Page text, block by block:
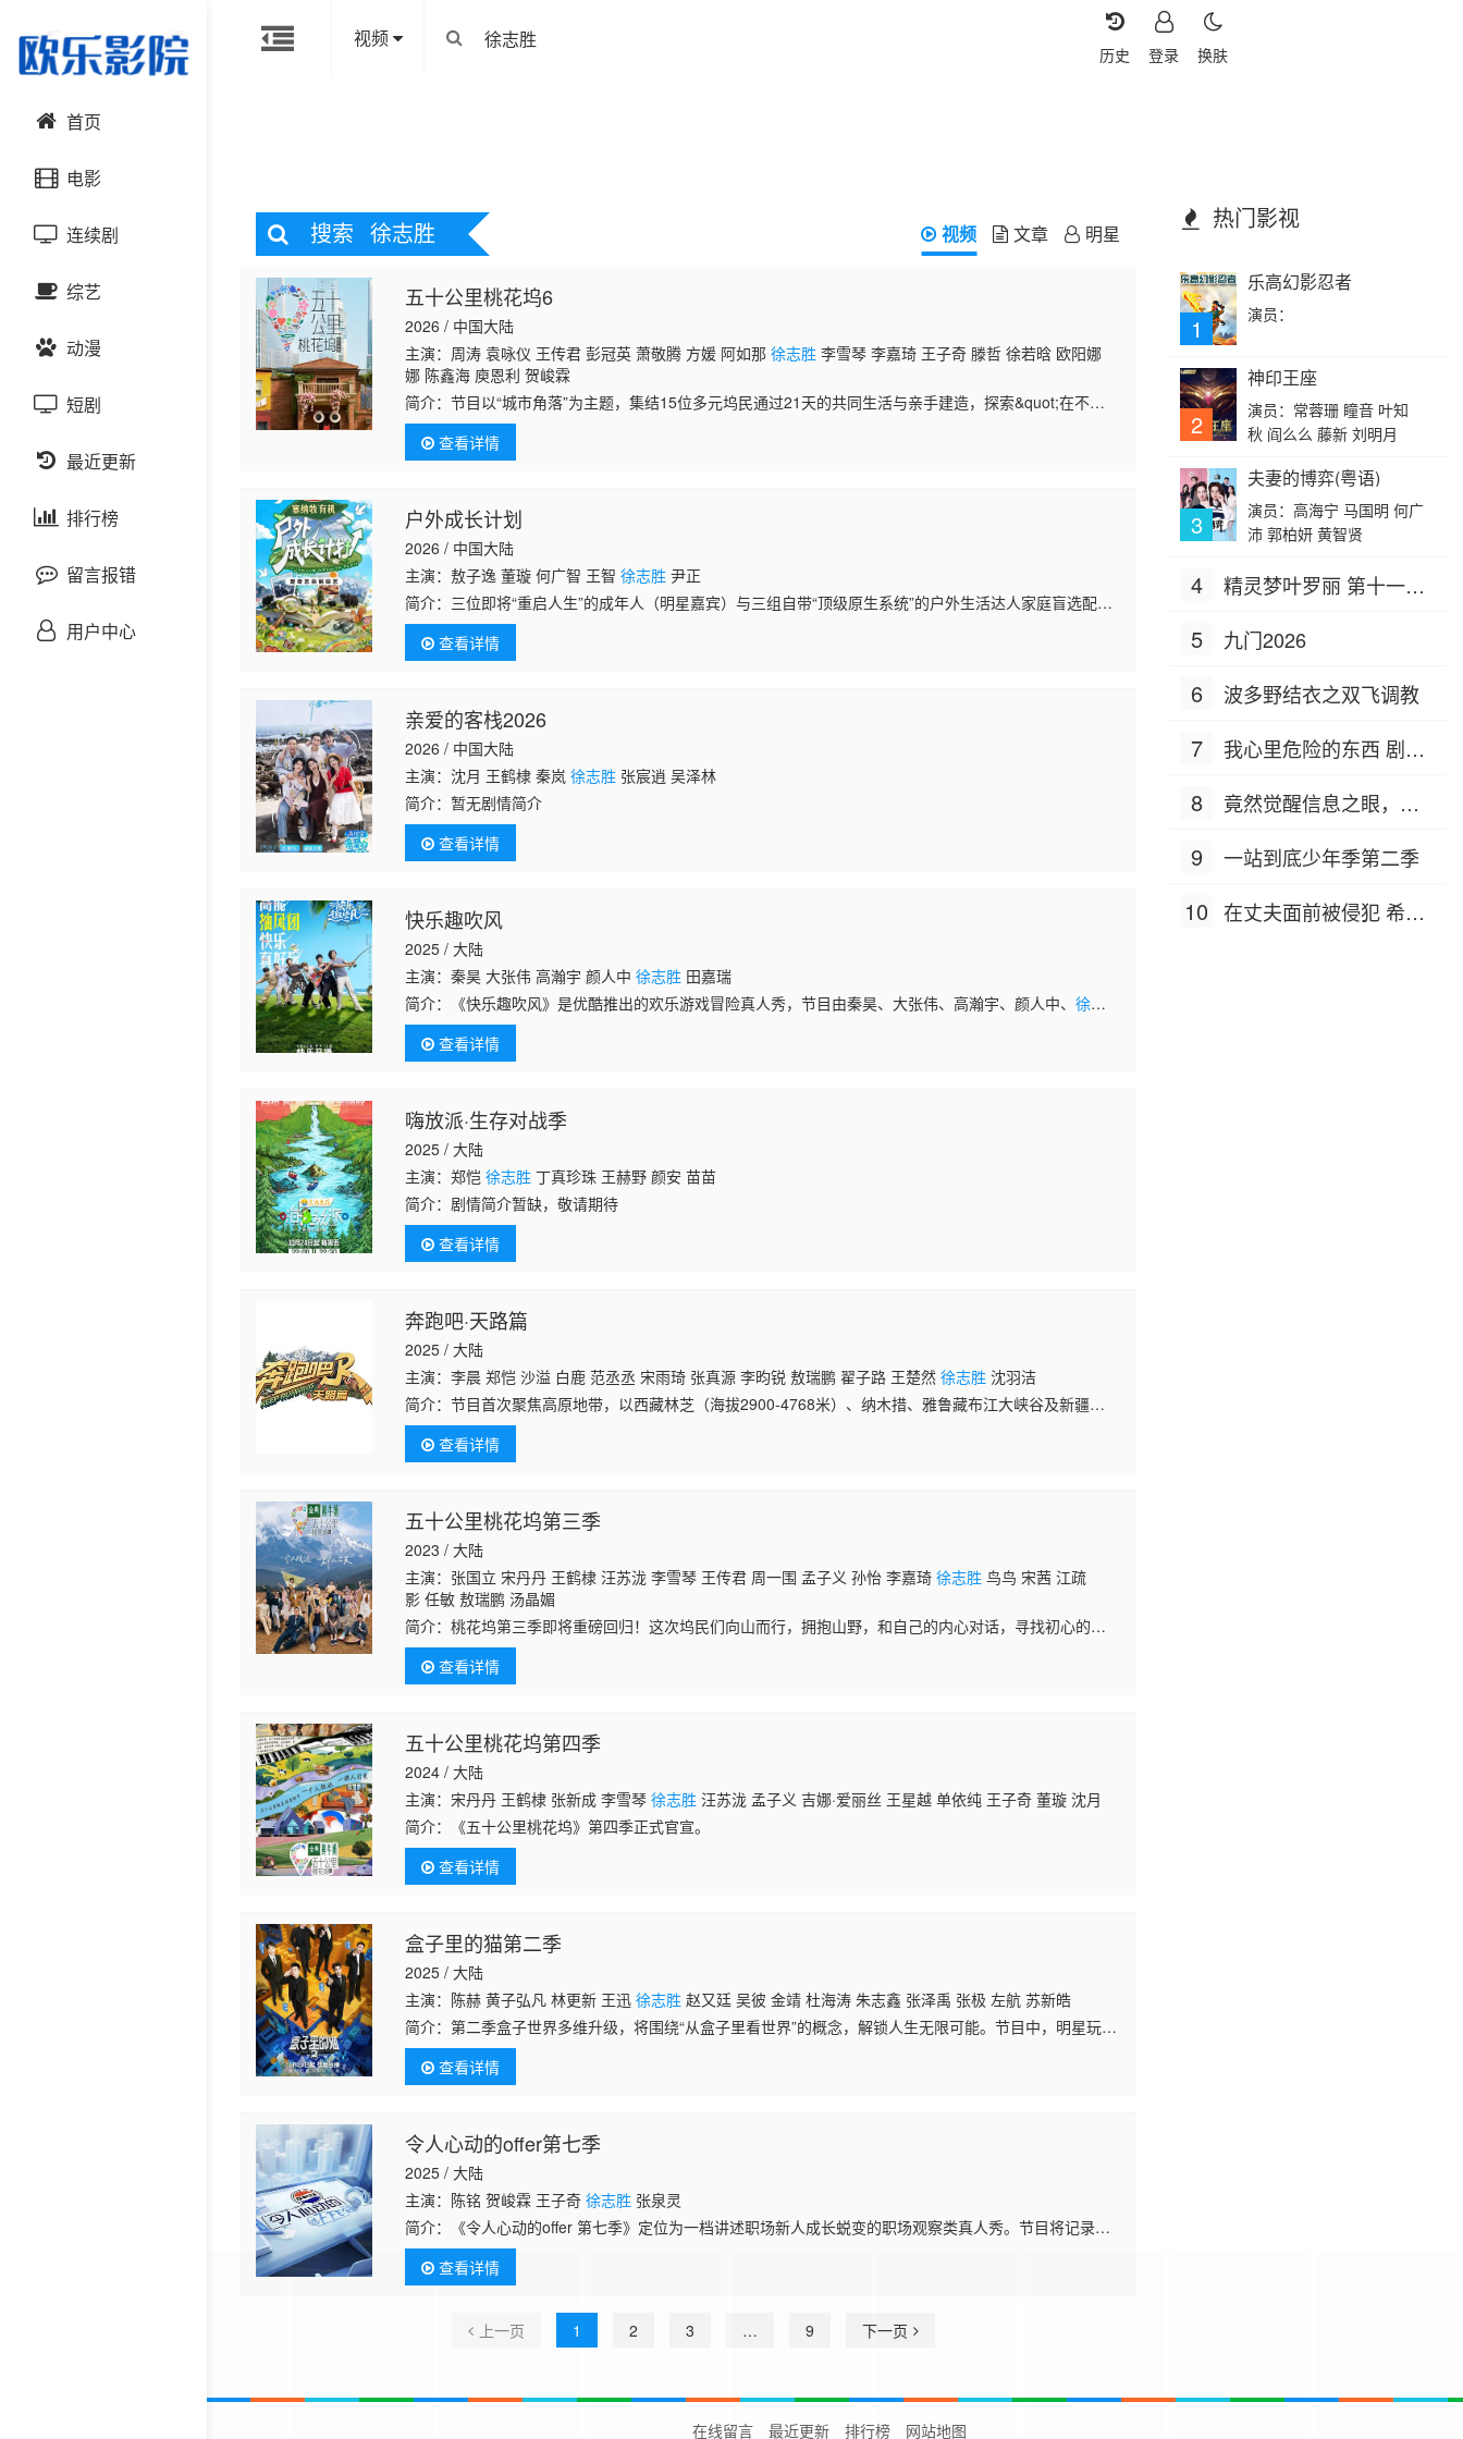
视频
换肤
登录
历史
首页
电影
动作片
喜剧片
爱情片
科幻片
恐怖片
剧情片
战争片
悬疑片
连续剧
国产剧
港台剧
日韩剧
欧美剧
泰国剧
综艺
大陆综艺
日韩综艺
港台综艺
欧美综艺
动漫
国产动漫
日韩动漫
欧美动漫
短剧
最近更新
排行榜
留言报错
用户中心
搜索 徐志胜 视频 文章 明星
五十公里桃花坞6
2026 / 中国大陆
主演：周涛 袁咏仪 王传君 彭冠英 萧敬腾 方媛 阿如那徐志胜 李雪琴 李嘉琦 王子奇 滕哲 徐若晗 欧阳娜
娜 陈鑫海 庾恩利 贺峻霖
简介：节目以“城市角落”为主题，集结15位多元坞民通过21天的共同生活与亲手建造，探索&quot;在不够
理想的环境中，如何创造理想生活&quot;的时代命题。这是一场关于城市更新，社区再造与社交实验的&qu
查看详情
户外成长计划
2026 / 中国大陆
主演：敖子逸 董璇 何广智 王智徐志胜 尹正
简介： 三位即将“重启人生”的成年人（明星嘉宾）与三组自带“顶级原生系统”的户外生活达人家庭盲选配
对，组建临时家庭，开启2天1夜的自然畅玩。通过“亲子适配的户外环境 (海岛/雪山/喀斯特/沙漠)+真实户
外生活查看详情
亲爱的客栈2026
2026 / 中国大陆
主演：沈月 王鹤棣 秦岚徐志胜 张宸逍 吴泽林
简介：暂无剧情简介
查看详情
快乐趣吹风
2025 / 大陆
主演：秦昊 大张伟 高瀚宇 颜人中徐志胜 田嘉瑞
简介：
《快乐趣吹风》是优酷推出的欢乐游戏冒险真人秀，节目由秦昊、大张伟、高瀚宇、颜人中、徐志
胜、田嘉瑞组成“高能抽风团”，展开以“减法挑战”为核心的游戏式旅行。六位常驻嘉宾组成的“高能抽风
团”，时刻保持着“
查看详情
嗨放派·生存对战季
2025 / 大陆
主演：郑恺徐志胜 丁真珍珠 王赫野 颜安 苗苗
简介：剧情简介暂缺，敬请期待
查看详情
奔跑吧·天路篇
2025 / 大陆
主演：李晨 郑恺 沙溢 白鹿 范丞丞 宋雨琦 张真源 李昀锐 敖瑞鹏 翟子路 王楚然徐志胜 沈羽洁
简介：节目首次聚焦高原地带，以西藏林芝（海拔2900-4768米）、纳木措、雅鲁藏布江大峡谷及新疆帕
米尔高原为核心场景。通过“自驾 露营”模式探索318国道沿线，深度融合藏区非遗文化（如唐卡绘制、藏香
查看详情
五十公里桃花坞第三季
2023 / 大陆
主演：张国立 宋丹丹 王鹤棣 汪苏泷 李雪琴 王传君 周一围 孟子义 孙怡 李嘉琦徐志胜 鸟鸟 宋茜 江疏
影 任敏 敖瑞鹏 汤晶媚
简介：桃花坞第三季即将重磅回归！这次坞民们向山而行，拥抱山野，和自己的内心对话，寻找初心的力
量，不知道又会带来什么样新鲜的体验呢？
查看详情
五十公里桃花坞第四季
2024 / 大陆
主演：宋丹丹 王鹤棣 张新成 李雪琴徐志胜 汪苏泷 孟子义 吉娜·爱丽丝 王星越 单依纯 王子奇 董璇 沈月
简介：
《五十公里桃花坞》第四季正式官宣。
查看详情
盒子里的猫第二季
2025 / 大陆
主演：陈赫 黄子弘凡 林更新 王迅徐志胜 赵又廷 吴彼 金靖 杜海涛 朱志鑫 张泽禹 张极 左航 苏新皓
简介：第二季盒子世界多维升级，将围绕“从盒子里看世界”的概念，解锁人生无限可能。节目中，明星玩家
被输送到10个充满不确定性的平行世界，通过游戏闯关的方式观照当下社会话题，在不确定性中找到与自
我和解的答案
查看详情
令人心动的offer第七季
2025 / 大陆
主演：陈铭 贺峻霖 王子奇徐志胜 张泉灵
简介：
《令人心动的offer 第七季》定位为一档讲述职场新人成长蜕变的职场观察类真人秀。节目将记录一
群有志于投身传媒的优秀学子前往东方卫视，开启为期30天的热血实习，并以嘉宾观察团的观察推理引发
话题讨论，描
查看详情
上一页 1 2 3 … 9 下一页
热门影视
1
乐高幻影忍者
演员：
2
神印王座
演员：常蓉珊 瞳音 叶知
秋 阎么么 藤新 刘明月
3
夫妻的博弈(粤语)
演员：高海宁 马国明 何广
沛 郭柏妍 黄智贤
4
精灵梦叶罗丽 第十一季
5 九门2026
6 波多野结衣之双飞调教
7
我心里危险的东西 剧场
8
竟然觉醒信息之眼，我
9 一站到底少年季第二季
10 在丈夫面前被侵犯 希岛
在线留言 最近更新 排行榜 网站地图